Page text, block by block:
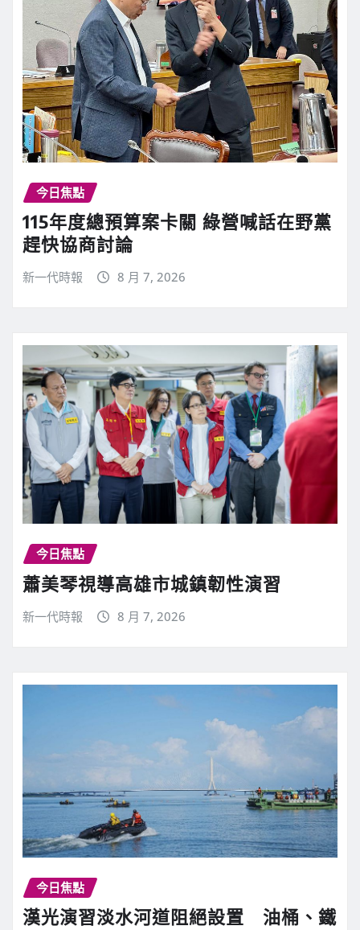
今日焦點
115年度總預算案卡關 綠營喊話在野黨
趕快協商討論
新一代時報 8 月 7, 2026
今日焦點
蕭美琴視導高雄市城鎮韌性演習
新一代時報 8 月 7, 2026
今日焦點
漢光演習淡水河道阻絕設置 油桶、鐵